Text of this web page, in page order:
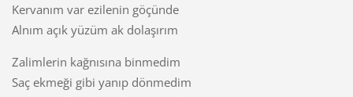
Kervanım var ezilenin göçünde
Alnım açık yüzüm ak dolaşırım
Zalimlerin kağnısına binmedim
Saç ekmeği gibi yanıp dönmedim